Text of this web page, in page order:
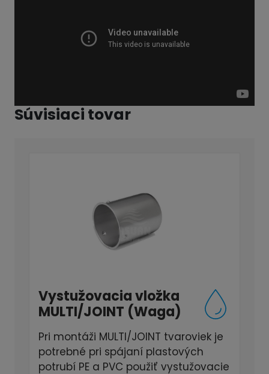
Súvisiaci tovar
Vystužovacia vložka
MULTI/JOINT (Waga)
Pri montáži MULTI/JOINT tvaroviek je
potrebné pri spájaní plastových
potrubí PE a PVC použiť vystužovacie